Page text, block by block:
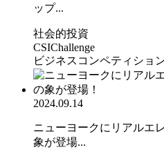
ップ...
社会的投資
CSIChallenge
ビジネスコンペティショ
2024.09.14
ニューヨークにリアルエ
象が登場...